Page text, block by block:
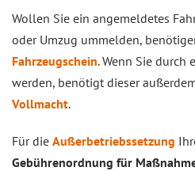
Wollen Sie ein angemeldetes
oder Umzug ummelden,
Fahrzeugschein. Wenn Sie durch
werden, benötigt dieser
Vollmacht.
Für die Außerbetriebssetzung
Gebührenordnung für